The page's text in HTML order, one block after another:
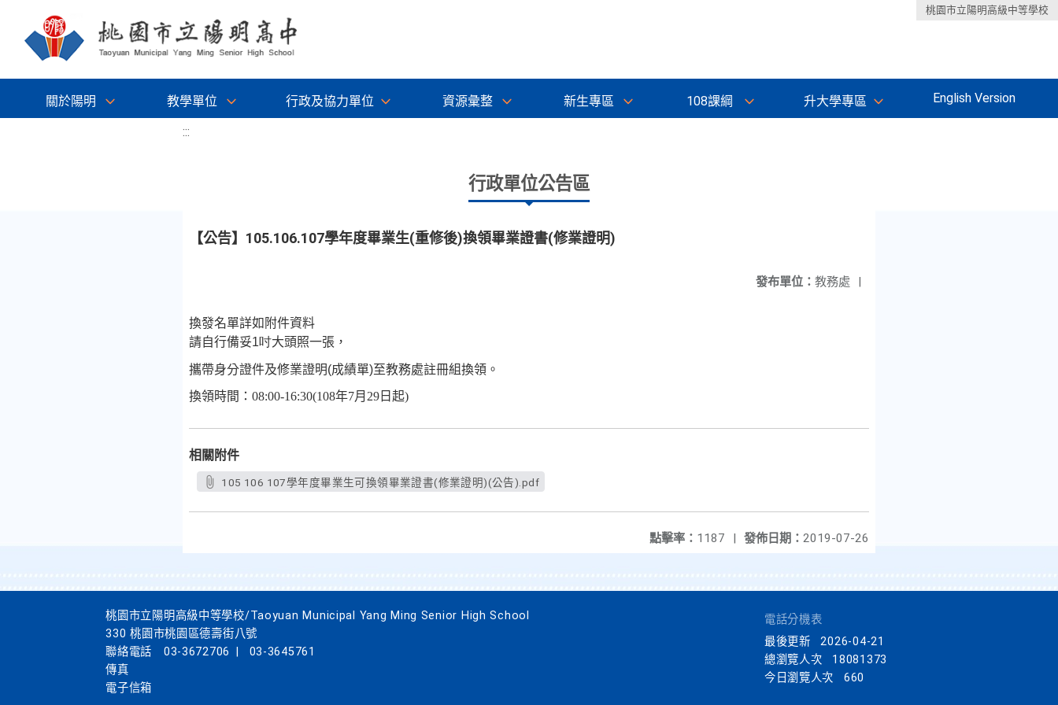
桃園市立陽明高級中等學校
關於陽明 教學單位 行政及協力單位 資源彙整 新生專區 108課綱 升大學專區 English Version
:::
行政單位公告區
【公告】105.106.107學年度畢業生(重修後)換領畢業證書(修業證明)
發布單位： 教務處 |
換發名單詳如附件資料
請自行備妥1吋大頭照一張，
攜帶身分證件及修業證明(成績單)至教務處註冊組換領。
換領時間：08:00-16:30(108年7月29日起)
相關附件
105 106 107學年度畢業生可換領畢業證書(修業證明)(公告).pdf
發佈日期： 2019-07-26
點擊率： 1187 |
桃園市立陽明高級中等學校/Taoyuan Municipal Yang Ming Senior High School
330 桃園市桃園區德壽街八號
聯絡電話
03-3672706
03-3645761
傳真
電子信箱
電話分機表
最後更新
2026-04-21
總瀏覽人次
18081373
今日瀏覽人次
660